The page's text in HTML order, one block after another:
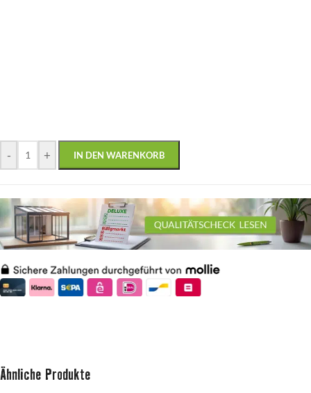
- + IN DEN WARENKORB
Ähnliche Produkte